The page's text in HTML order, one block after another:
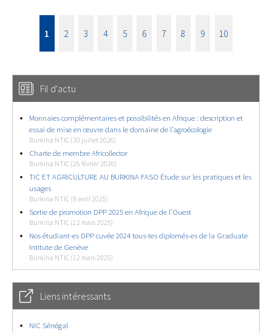
1 2 3 4 5 6 7 8 9 10
Fil d'actu
Monnaies complémentaires et possibilités en Afrique : description et
essai de mise en œuvre dans le domaine de l’agroécologie
Burkina NTIC (30 juillet 2026)
Charte de membre Africollector
Burkina NTIC (25 février 2026)
TIC ET AGRICULTURE AU BURKINA FASO Étude sur les pratiques et les
usages
Burkina NTIC (9 avril 2025)
Sortie de promotion DPP 2025 en Afrique de l’Ouest
Burkina NTIC (12 mars 2025)
Nos étudiant-es DPP cuvée 2024 tous-tes diplomés-es de la Graduate
Intitute de Genève
Burkina NTIC (12 mars 2025)
Liens intéressants
NIC Sénégal